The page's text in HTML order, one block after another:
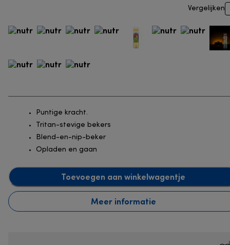
Vergelijken
Puntige kracht.
Tritan-stevige bekers
Blend-en-nip-beker
Opladen en gaan
Toevoegen aan winkelwagentje
Meer informatie